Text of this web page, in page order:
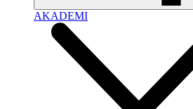
AKADEMI